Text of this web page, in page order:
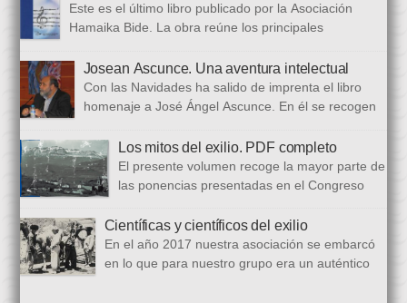
Este es el último libro publicado por la Asociación
Hamaika Bide. La obra reúne los principales
celebrado en 2023. Bajo ese epígrafe se han recogido un total
de dieciséis ponencias. El libro se ha estructurado en tres
bloques. En el primero se analizan aspectos generales del arte
popular […]
Josean Ascunce. Una aventura intelectual
Con las Navidades ha salido de imprenta el libro
homenaje a José Ángel Ascunce. En él se recogen
desde diferentes perspectivas, incluyendo una detallada
biografía, bibliografía y una recopilación fotográfica. Los
coordinadores han sido Carmen Gil Fombellida y José Ramón
Zabala. Con ellos han particidado once escritores: […]
Los mitos del exilio. PDF completo
El presente volumen recoge la mayor parte de
las ponencias presentadas en el Congreso
primera vez, hemos acordado difundirlo, además de en
formato papel, en formato PDF con la finalidad de reducir los
costes de correo que supone su difusión. En este PDF es
posible acceder a todos […]
Científicas y científicos del exilio
En el año 2017 nuestra asociación se embarcó
en lo que para nuestro grupo era un auténtico